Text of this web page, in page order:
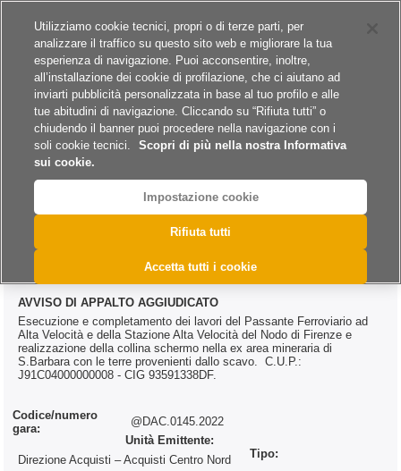
A
@DAC.0145.2022
AVVISO DI APPALTO AGGIUDICATO
Esecuzione e completamento dei lavori del Passante Ferroviario ad
Alta Velocità e della Stazione Alta Velocità del Nodo di Firenze e
realizzazione della collina schermo nella ex area mineraria di
S.Barbara con le terre provenienti dallo scavo. C.U.P.:
J91C04000000008 - CIG 93591338DF.
Codice/numero
gara:
@DAC.0145.2022
Unità Emittente:
Direzione Acquisti – Acquisti Centro Nord
Tipo:
Utilizziamo cookie tecnici, propri o di terze parti, per
analizzare il traffico su questo sito web e migliorare la tua
esperienza di navigazione. Puoi acconsentire, inoltre,
all’installazione dei cookie di profilazione, che ci aiutano ad
inviarti pubblicità personalizzata in base al tuo profilo e alle
tue abitudini di navigazione. Cliccando su “Rifiuta tutti” o
chiudendo il banner puoi procedere nella navigazione con i
soli cookie tecnici.
Scopri di più nella nostra Informativa
sui cookie.
Impostazione cookie
Rifiuta tutti
Accetta tutti i cookie